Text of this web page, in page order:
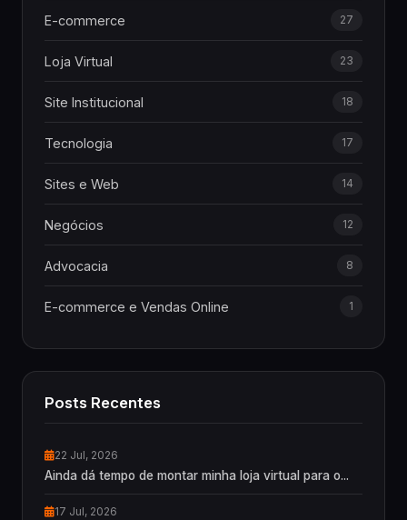
E-commerce 27
Loja Virtual 23
Site Institucional 18
Tecnologia 17
Sites e Web 14
Negócios 12
Advocacia 8
E-commerce e Vendas Online 1
Posts Recentes
22 Jul, 2026
Ainda dá tempo de montar minha loja virtual para o...
17 Jul, 2026